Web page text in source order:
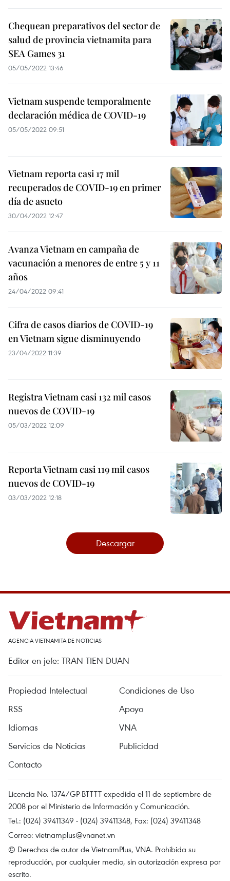
Chequean preparativos del sector de
salud de provincia vietnamita para
SEA Games 31
05/05/2022 13:46
Vietnam suspende temporalmente
declaración médica de COVID-19
05/05/2022 09:51
Vietnam reporta casi 17 mil
recuperados de COVID-19 en primer
día de asueto
30/04/2022 12:47
Avanza Vietnam en campaña de
vacunación a menores de entre 5 y 11
años
24/04/2022 09:41
Cifra de casos diarios de COVID-19
en Vietnam sigue disminuyendo
23/04/2022 11:39
Registra Vietnam casi 132 mil casos
nuevos de COVID-19
05/03/2022 12:09
Reporta Vietnam casi 119 mil casos
nuevos de COVID-19
03/03/2022 12:18
Descargar
AGENCIA VIETNAMITA DE NOTICIAS
Editor en jefe: TRAN TIEN DUAN
Propiedad Intelectual
Condiciones de Uso
RSS
Apoyo
Idiomas
VNA
Servicios de Noticias
Publicidad
Contacto
Licencia No. 1374/GP-BTTTT expedida el 11 de septiembre de
2008 por el Ministerio de Información y Comunicación.
Tel.: (024) 39411349 - (024) 39411348, Fax: (024) 39411348
Correo: vietnamplus@vnanet.vn
© Derechos de autor de VietnamPlus, VNA. Prohibida su
reproducción, por cualquier medio, sin autorización expresa por
escrito.